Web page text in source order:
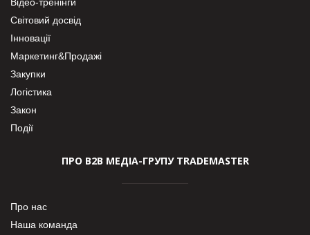
Світовий досвід
Інновації
Маркетинг&Продажі
Закупки
Логістика
Закон
Події
ПРО В2В МЕДІА-ГРУПУ TRADEMASTER
Про нас
Наша команда